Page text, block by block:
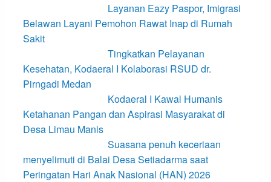
Layanan Eazy Paspor, Imigrasi
Belawan Layani Pemohon Rawat Inap di Rumah
Sakit
Tingkatkan Pelayanan
Kesehatan, Kodaeral I Kolaborasi RSUD dr.
Pirngadi Medan‎
Kodaeral I Kawal Humanis
Ketahanan Pangan dan Aspirasi Masyarakat di
Desa Limau Manis
Suasana penuh keceriaan
menyelimuti di Balai Desa Setiadarma saat
Peringatan Hari Anak Nasional (HAN) 2026